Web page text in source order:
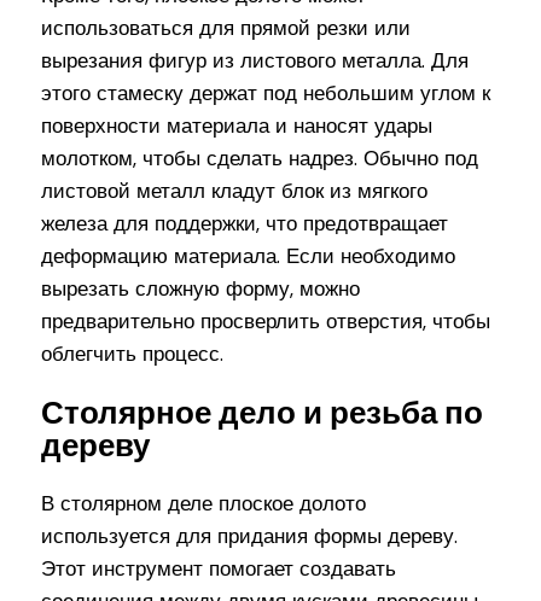
использоваться для прямой резки или
вырезания фигур из листового металла. Для
этого стамеску держат под небольшим углом к
поверхности материала и наносят удары
молотком, чтобы сделать надрез. Обычно под
листовой металл кладут блок из мягкого
железа для поддержки, что предотвращает
деформацию материала. Если необходимо
вырезать сложную форму, можно
предварительно просверлить отверстия, чтобы
облегчить процесс.
Столярное дело и резьба по
дереву
В столярном деле плоское долото
используется для придания формы дереву.
Этот инструмент помогает создавать